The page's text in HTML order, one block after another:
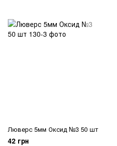
Люверс 5мм Оксид №3 50 шт
42 грн